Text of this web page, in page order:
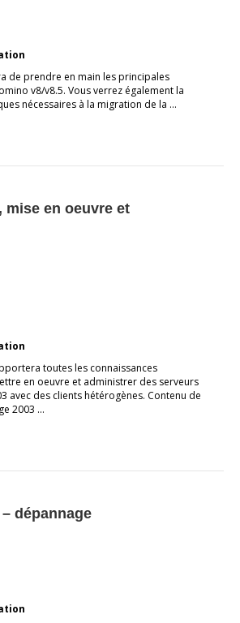
de prendre en main les principales
v8/v8.5. Vous verrez également la
nécessaires à la migration de la …
mise en oeuvre et
toutes les connaissances
en oeuvre et administrer des serveurs
avec des clients hétérogènes. Contenu de
2003 …
dépannage